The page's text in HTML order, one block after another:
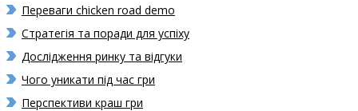
Переваги chicken road demo
Стратегія та поради для успіху
Дослідження ринку та відгуки
Чого уникати під час гри
Перспективи краш гри